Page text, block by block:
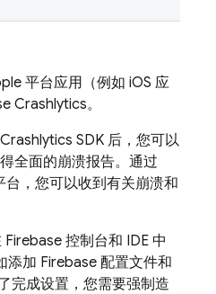
平台应用（例如 iOS 应
Crashlytics。
SDK 后，您可以
全面的崩溃报告。通过
，您可以收到有关崩溃和
Firebase 控制台和 IDE 中
添加 Firebase 配置文件和
完成设置，您需要强制造